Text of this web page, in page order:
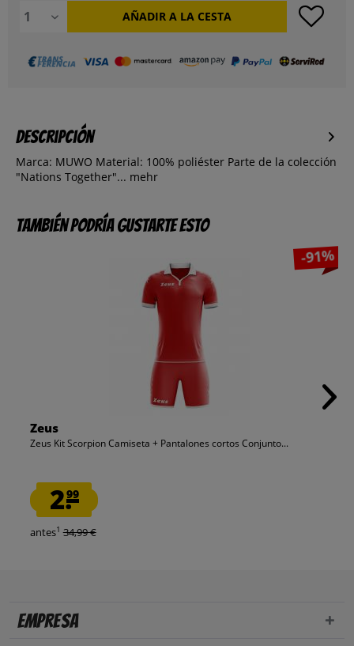
AÑADIR A LA CESTA
Descripción
Marca: MUWO Material: 100% poliéster Parte de la colección
"Nations Together"... mehr
También podría gustarte esto
-91%
Zeus
Zeus Kit Scorpion Camiseta + Pantalones cortos Conjunto...
2.99
antes1 34,99 €
Empresa